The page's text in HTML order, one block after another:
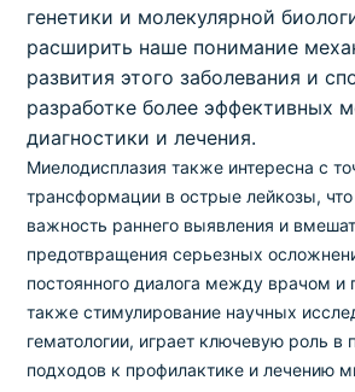
генетики и молекулярной
расширить наше понимание
развития этого заболевания и
разработке более эффективных
диагностики и лечения.
Миелодисплазия также интересна с
трансформации в острые лейкозы, что
важность раннего выявления и
предотвращения серьезных
постоянного диалога между врачом и
также стимулирование научных
гематологии, играет ключевую роль в
подходов к профилактике и лечению